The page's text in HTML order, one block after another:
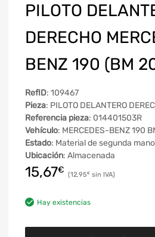
PILOTO
DERECHO
BENZ 190 (BM
RefID: 109467
Pieza: PILOTO DELANTERO
Referencia pieza: 014401503R
Vehículo: MERCEDES-BENZ 190
Estado: Material de segunda mano
Ubicación: Almacenada
15,67€ 12,95€
Hay existencias